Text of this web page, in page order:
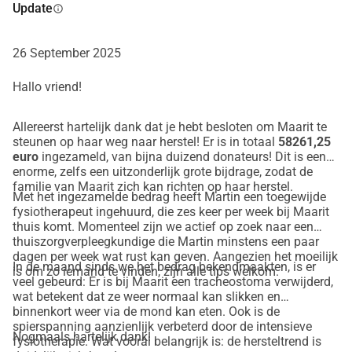
deelnemen aan het leven en zich aan
misschien een paar jaar.
Maarit en Martin hebben drie kleine
kinderen (van 4, 2 en 4 maanden), die
momenteel worden verzorgd door
grootouders, familieleden en vrienden.
Haar echtgenoot Martin is haar 24/7
verzorger, steunpilaar en belichaming
van optimisme, humor en
onvoorwaardelijke liefde.
Het behoeft nauwelijks uitleg dat deze
Updateinfo
26 September 2025
Hallo vriend!
Allereerst hartelijk dank dat je hebt besloten om Maarit te
steunen op haar weg naar herstel! Er is in totaal 58261,25
euro ingezameld, van bijna duizend donateurs! Dit is een
enorme, zelfs een uitzonderlijk grote bijdrage, zodat de
familie van Maarit zich kan richten op haar herstel.
Met het ingezamelde bedrag heeft Martin een toegewijde
fysiotherapeut ingehuurd, die zes keer per week bij Maarit
thuis komt. Momenteel zijn we actief op zoek naar een
thuiszorgverpleegkundige die Martin minstens een paar
dagen per week wat rust kan geven. Aangezien het moeilijk
is om zo iemand te vinden, zijn alle tips welkom.
In de maand sinds we het bedrag bekendmaakten, is er
veel gebeurd: Er is bij Maarit een tracheostoma verwijderd,
wat betekent dat ze weer normaal kan slikken en
binnenkort weer via de mond kan eten. Ook is de
spierspanning aanzienlijk verbeterd door de intensieve
fysiotherapie. Wat vooral belangrijk is: de hersteltrend is
Nogmaals hartelijk dank!